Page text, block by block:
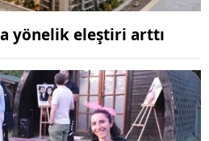
yönelik eleştiri arttı